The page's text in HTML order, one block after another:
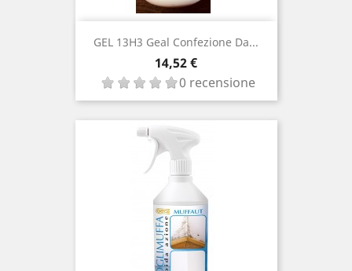
GEL 13H3 Geal Confezione Da...
Prezzo
14,52 €
0 recensione